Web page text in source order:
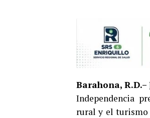
Barahona, R.D.–
Independencia
rural y el turismo